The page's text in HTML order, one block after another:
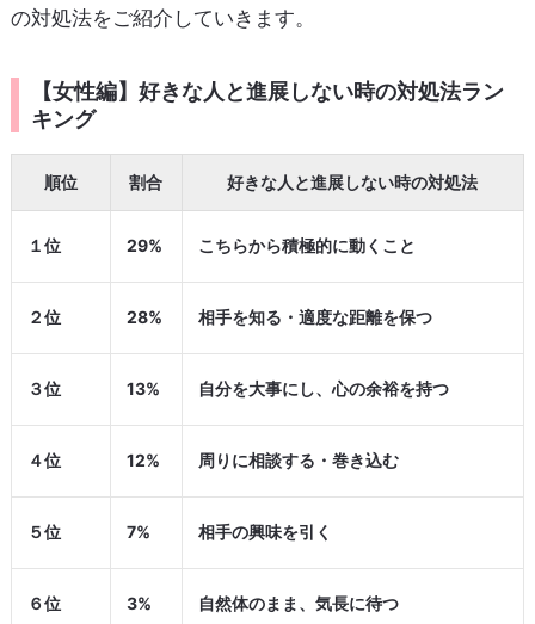
の対処法をご紹介していきます。
【女性編】好きな人と進展しない時の対処法ラン
キング
順位 割合 好きな人と進展しない時の対処法
１位 29% こちらから積極的に動くこと
２位 28% 相手を知る・適度な距離を保つ
３位 13% 自分を大事にし、心の余裕を持つ
４位 12% 周りに相談する・巻き込む
５位 7% 相手の興味を引く
６位 3% 自然体のまま、気長に待つ